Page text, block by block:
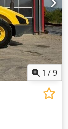
1 /9